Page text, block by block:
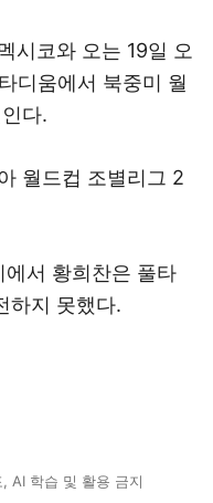
시코와 오는 19일 오
디움에서 북중미 월
다.
월드컵 조별리그 2
서 황희찬은 풀타
하지 못했다.
AI 학습 및 활용 금지